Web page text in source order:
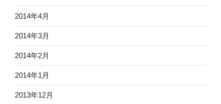
2014年4月
2014年3月
2014年2月
2014年1月
2013年12月